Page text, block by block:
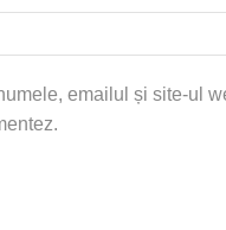
emailul și site-ul